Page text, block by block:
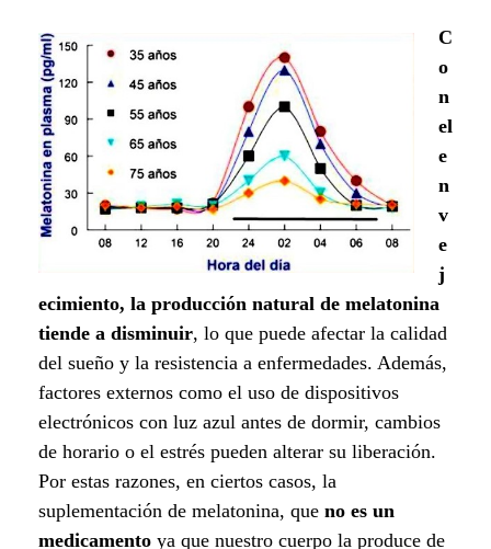
C
o
n
el
e
n
v
e
j
ecimiento, la producción natural de melatonina
tiende a disminuir, lo que puede afectar la calidad
del sueño y la resistencia a enfermedades. Además,
factores externos como el uso de dispositivos
electrónicos con luz azul antes de dormir, cambios
de horario o el estrés pueden alterar su liberación.
Por estas razones, en ciertos casos, la
suplementación de melatonina, que no es un
medicamento ya que nuestro cuerpo la produce de